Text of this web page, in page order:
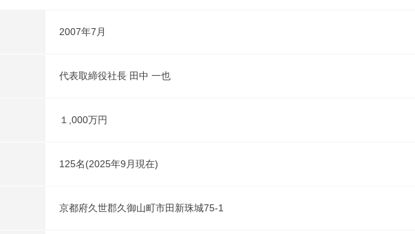
2007年7月
代表取締役社長 田中 一也
１,000万円
125名(2025年9月現在)
京都府久世郡久御山町市田新珠城75-1